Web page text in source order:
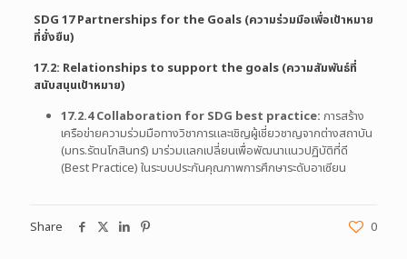
SDG 17 Partnerships for the Goals (ความร่วมมือเพื่อเป้าหมาย
ที่ยั่งยืน)
17.2: Relationships to support the goals (ความสัมพันธ์ที่
สนับสนุนเป้าหมาย)
17.2.4 Collaboration for SDG best practice: การสร้าง
เครือข่ายความร่วมมือทางวิชาการและเชิญผู้เชี่ยวชาญจากต่างสถาบัน
(มทร.รัตนโกสินทร์) มาร่วมแลกเปลี่ยนเพื่อพัฒนาแนวปฏิบัติที่ดี
(Best Practice) ในระบบประกันคุณภาพการศึกษาระดับอาเซียน
Share 0